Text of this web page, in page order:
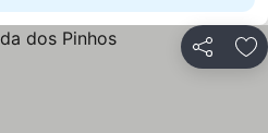
Partilhar